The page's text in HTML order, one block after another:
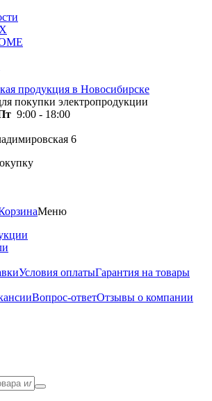
покупки электропродукции
9:00 - 18:00
6
Меню
Условия оплатыГарантия на товары
Вопрос-ответОтзывы о компании